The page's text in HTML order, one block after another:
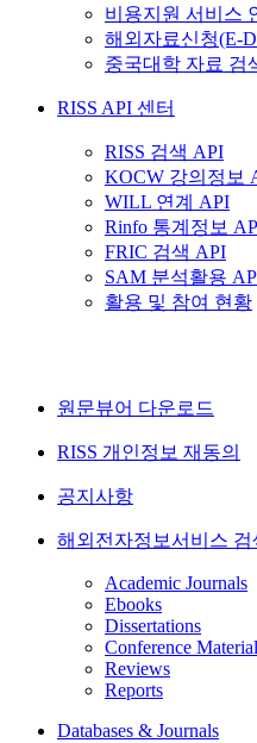
비용지원 서비스
해외자료신청(E-
중국대학 자료 검
RISS API 센터
RISS 검색 API
KOCW 강의정보
WILL 연계 API
Rinfo 통계정보
FRIC 검색 API
SAM 분석활용
활용 및 참여 현황
원문뷰어 다운로드
RISS 개인정보 재동의
공지사항
해외전자정보서비스 검
Academic Journals
Ebooks
Dissertations
Conference
Reviews
Reports
Databases & Journals